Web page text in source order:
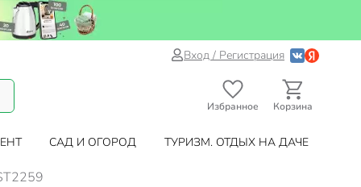
Вход / Регистрация
Избранное Корзина
САД И ОГОРОД ТУРИЗМ. ОТДЫХ НА ДАЧЕ